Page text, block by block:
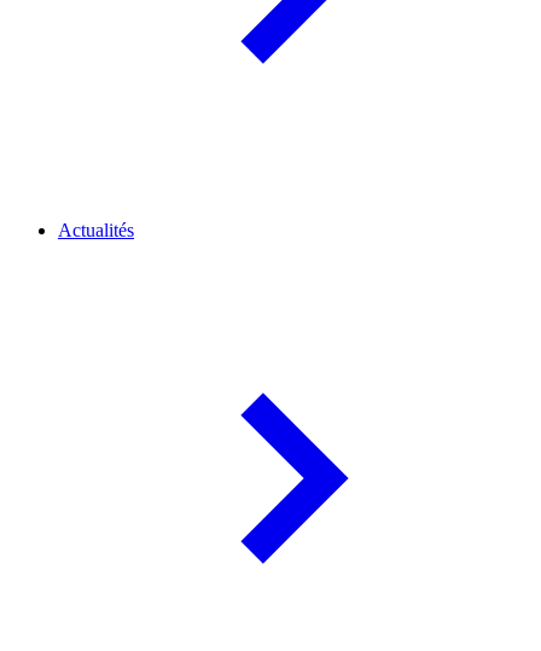
Actualités